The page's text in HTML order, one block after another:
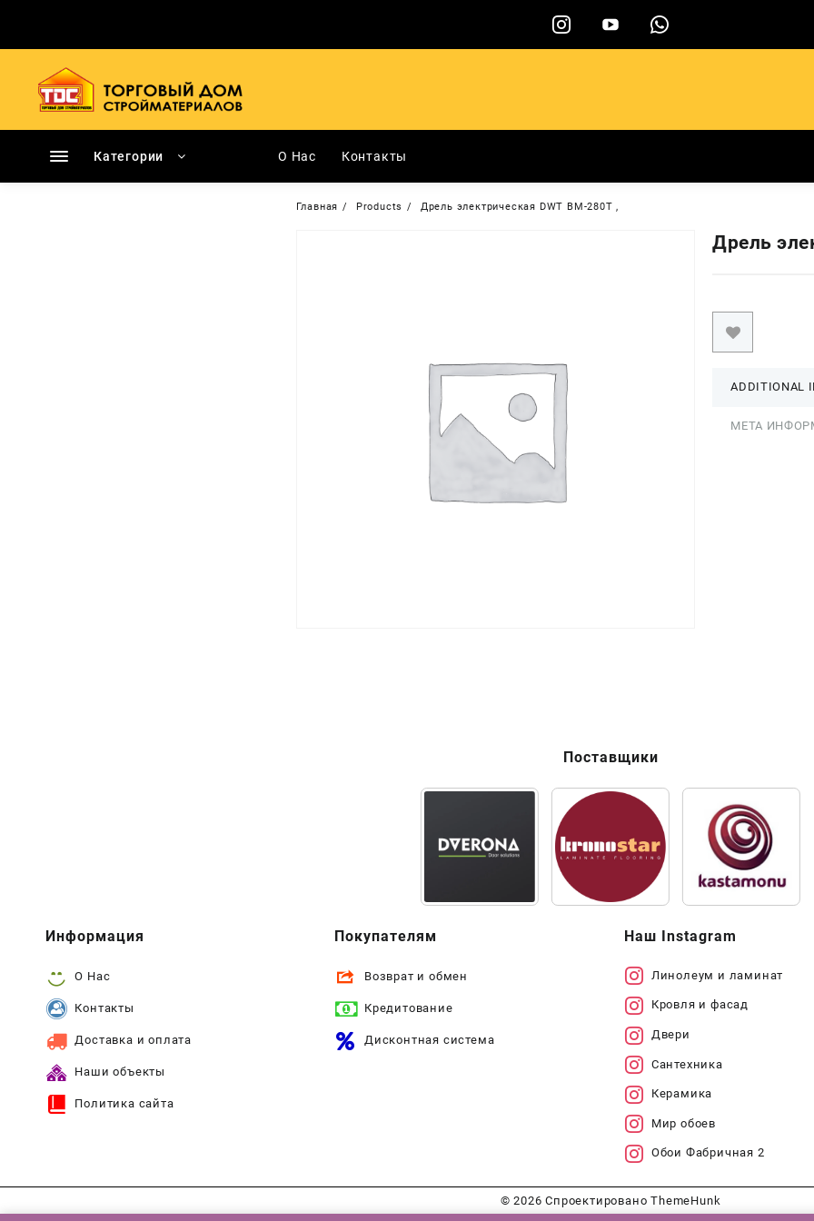
содержимому
Категории О Нас Контакты
Главная Products Дрель электрическая DWT ВМ-280Т ,
Дрель
ADDITIONAL
МЕТА
Поставщики
Информация
О Нас
Контакты
Доставка и оплата
Наши объекты
Политика сайта
Покупателям
Возврат и обмен
Кредитование
Дисконтная система
Наш Instagram
Линолеум и ламинат
Кровля и фасад
Двери
Сантехника
Керамика
Мир обоев
Обои Фабричная 2
© 2026Спроектировано ThemeHunk